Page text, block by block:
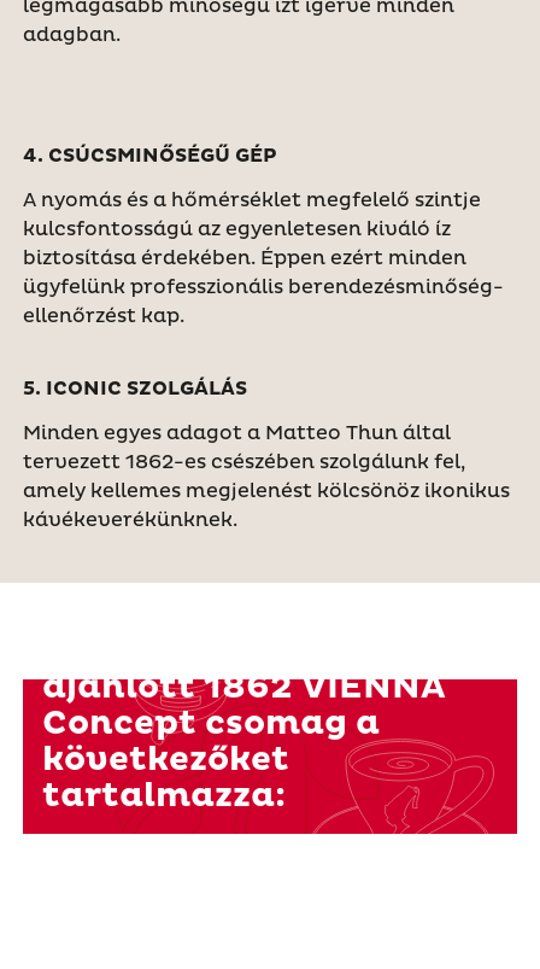
legmagasabb minőségű ízt ígérve minden
adagban.
4. CSÚCSMINŐSÉGŰ GÉP
A nyomás és a hőmérséklet megfelelő szintje
kulcsfontosságú az egyenletesen kiváló íz
biztosítása érdekében. Éppen ezért minden
ügyfelünk professzionális berendezésminőség-
ellenőrzést kap.
5. ICONIC SZOLGÁLÁS
Minden egyes adagot a Matteo Thun által
tervezett 1862-es csészében szolgálunk fel,
amely kellemes megjelenést kölcsönöz ikonikus
kávékeverékünknek.
ajánlott 1862 VIENNA
Concept csomag a
következőket
tartalmazza: